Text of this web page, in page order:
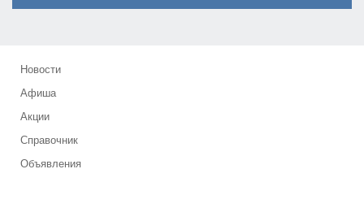
Новости
Афиша
Акции
Справочник
Объявления